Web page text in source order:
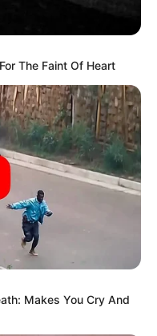
The Faint Of Heart
Makes You Cry And